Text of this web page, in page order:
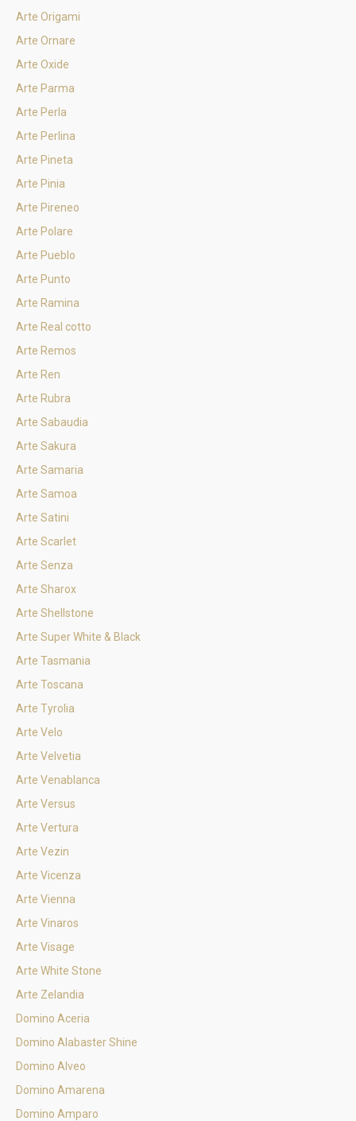
Arte Origami
Arte Ornare
Arte Oxide
Arte Parma
Arte Perla
Arte Perlina
Arte Pineta
Arte Pinia
Arte Pireneo
Arte Polare
Arte Pueblo
Arte Punto
Arte Ramina
Arte Real cotto
Arte Remos
Arte Ren
Arte Rubra
Arte Sabaudia
Arte Sakura
Arte Samaria
Arte Samoa
Arte Satini
Arte Scarlet
Arte Senza
Arte Sharox
Arte Shellstone
Arte Super White & Black
Arte Tasmania
Arte Toscana
Arte Tyrolia
Arte Velo
Arte Velvetia
Arte Venablanca
Arte Versus
Arte Vertura
Arte Vezin
Arte Vicenza
Arte Vienna
Arte Vinaros
Arte Visage
Arte White Stone
Arte Zelandia
Domino Aceria
Domino Alabaster Shine
Domino Alveo
Domino Amarena
Domino Amparo